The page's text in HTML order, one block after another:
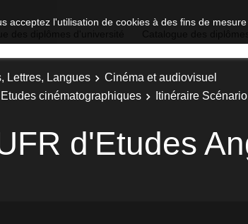
acceptez l'utilisation de cookies à des fins de
Lettres, Langues
Cinéma et audiovisuel
cinématographiques
Itinéraire Scénario
d'Etudes